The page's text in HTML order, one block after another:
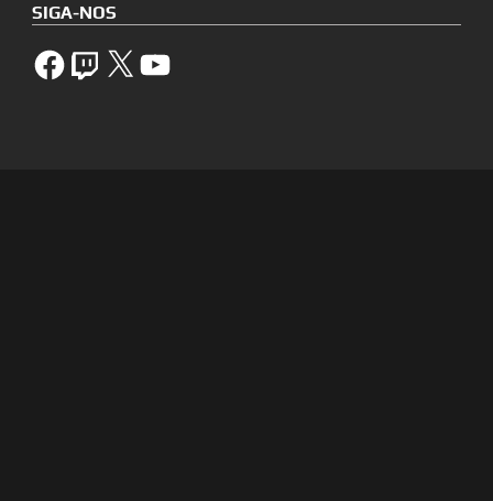
SIGA-NOS
FacebookTwitch X YouTube